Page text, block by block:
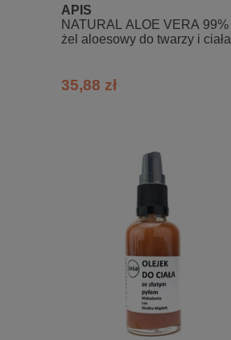
APIS
NATURAL ALOE VERA 99%
żel aloesowy do twarzy i ciała
35,88 zł